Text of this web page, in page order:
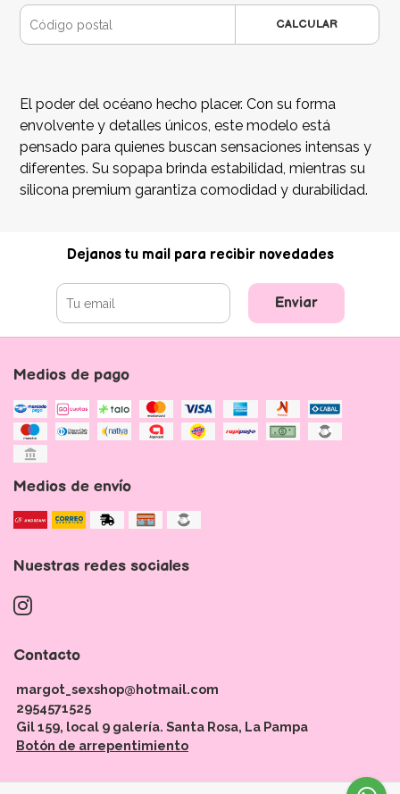
CALCULAR
El poder del océano hecho placer. Con su forma
envolvente y detalles únicos, este modelo está
pensado para quienes buscan sensaciones intensas y
diferentes. Su sopapa brinda estabilidad, mientras su
silicona premium garantiza comodidad y durabilidad.
Dejanos tu mail para recibir novedades
Enviar
Medios de pago
Medios de envío
Nuestras redes sociales
Contacto
margot_sexshop@hotmail.com
2954571525
Gil 159, local 9 galería. Santa Rosa, La Pampa
Botón de arrepentimiento